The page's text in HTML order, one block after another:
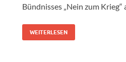
Bündnisses „Nein zum Krieg“
WEITERLESEN